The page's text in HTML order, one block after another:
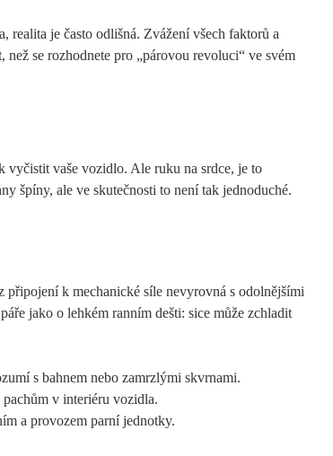
realita je často odlišná. Zvážení všech faktorů a
se rozhodnete pro „párovou revoluci“ ve svém
vyčistit vaše vozidlo. Ale ruku na srdce, je to
špíny, ale ve skutečnosti to není tak jednoduché.
připojení k mechanické síle nevyrovná s odolnějšími
jako o lehkém ranním dešti: sice může zchladit
s bahnem nebo zamrzlými skvrnami.
v interiéru vozidla.
a provozem parní jednotky.